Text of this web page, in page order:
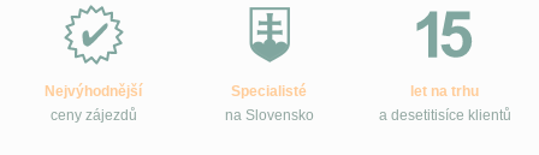
Slovensko.cz?
Nejvýhodnější
ceny zájezdů
Specialisté
na Slovensko
let na trhu
a desetitisíce klientů